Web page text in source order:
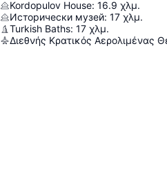
Kordopulov House: 16.9 χλμ.
Исторически музей: 17 χλμ.
Turkish Baths: 17 χλμ.